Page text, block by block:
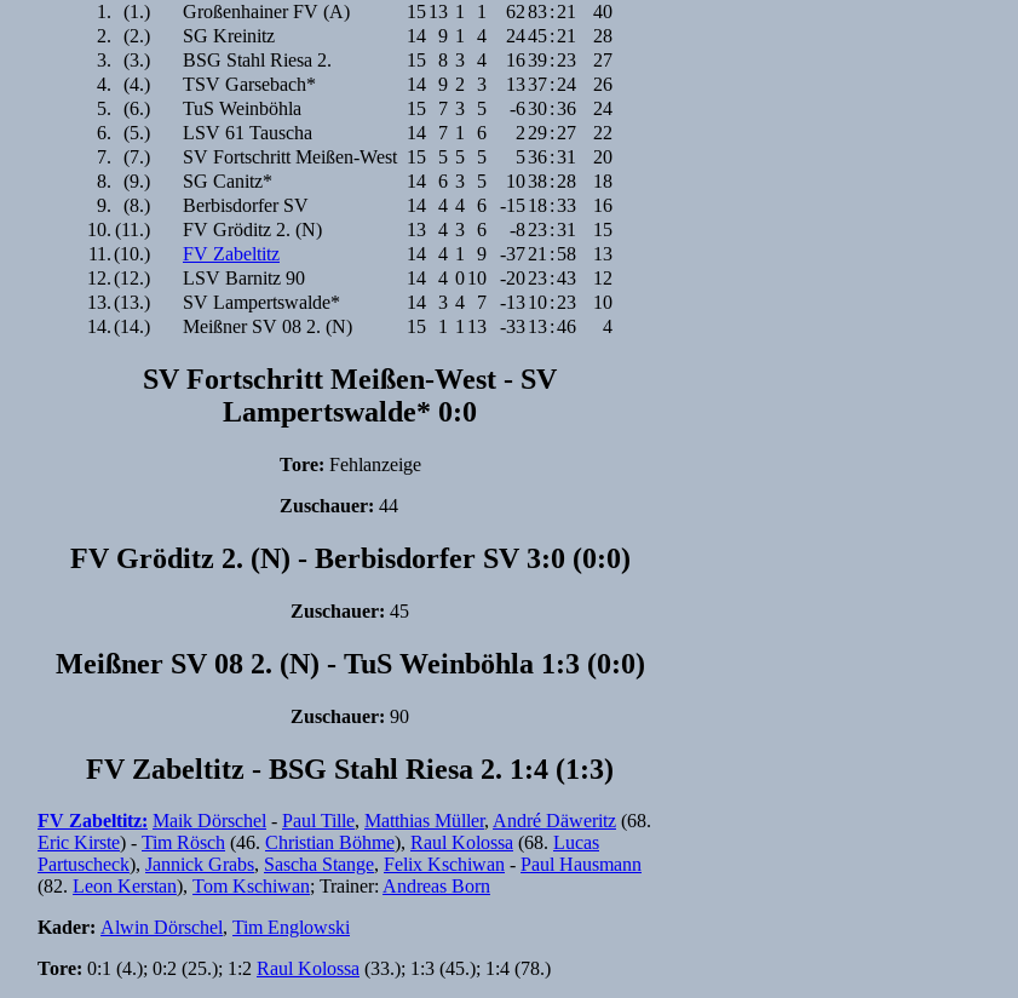
1.
(1.) Großenhainer FV (A) 1513 1 1 6283: 21
40
2.
(2.) SG Kreinitz 14 9 1 4 2445: 21
28
3.
(3.) BSG Stahl Riesa 2. 15 8 3 4 1639: 23
27
4.
(4.) TSV Garsebach* 14 9 2 3 1337: 24
26
5.
(6.) TuS Weinböhla 15 7 3 5 -630:36
24
6.
(5.) LSV 61 Tauscha 14 7 1 6 2 29: 27
22
7.
(7.) SV Fortschritt Meißen-West 15 5 5 5 536:31
20
8.
(9.) SG Canitz* 14 6 3 5 1038: 28
18
9.
(8.) Berbisdorfer SV 14 4 4 6 -1518:33
16
10. (11.) FV Gröditz 2. (N) 13 4 3 6 -823:31
15
11.(10.) FV Zabeltitz 14 4 1 9 -3721 : 58
13
12.(12.) LSV Barnitz 90 14 4 010 -2023:43
12
13.(13.) SV Lampertswalde* 14 3 4 7 -1310: 23
10
14.(14.) Meißner SV 08 2. (N) 15 1 1 13 -3313:46 4
SV Fortschritt Meißen-West - SV
Lampertswalde* 0:0
Tore: Fehlanzeige
Zuschauer: 44
FV Gröditz 2. (N) - Berbisdorfer SV 3:0 (0:0)
Zuschauer: 45
Meißner SV 08 2. (N) - TuS Weinböhla 1:3 (0:0)
Zuschauer: 90
FV Zabeltitz - BSG Stahl Riesa 2. 1:4 (1:3)
FV Zabeltitz: Maik Dörschel - Paul Tille, Matthias Müller, André Däweritz (68.
Eric Kirste) - Tim Rösch (46. Christian Böhme), Raul Kolossa (68. Lucas
Partuscheck), Jannick Grabs, Sascha Stange, Felix Kschiwan - Paul Hausmann
(82. Leon Kerstan), Tom Kschiwan; Trainer: Andreas Born
Kader: Alwin Dörschel, Tim Englowski
Tore: 0:1 (4.); 0:2 (25.); 1:2 Raul Kolossa (33.); 1:3 (45.); 1:4 (78.)